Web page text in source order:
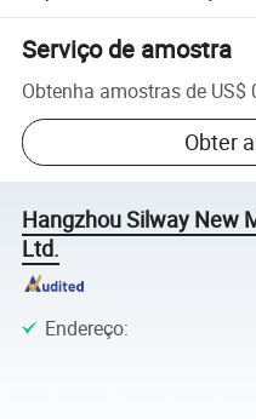
Serviço de amostra
Obtenha amostras de US$
Obter
Hangzhou Silway New
Ltd.
Endereço: